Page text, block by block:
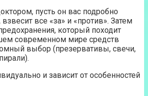
пусть он вас подробно
взвесит все «за» и «против». Затем
который походит
современном мире средств
выбор (презервативы, свечи,
и зависит от особенностей